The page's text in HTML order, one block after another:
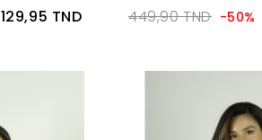
129,95 TND 449,90 TND -50%